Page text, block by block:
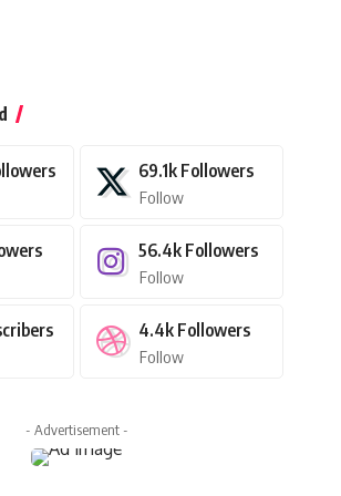
69.1k Followers
Follow
56.4k Followers
Follow
4.4k Followers
Follow
- Advertisement -